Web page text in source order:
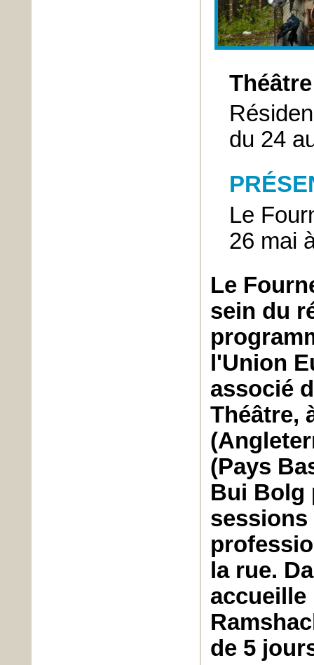
du 24
Le
26 mai
Le
sein du
l'Union
associé
Théâtre,
(Pays
Bui Bolg
la rue.
de 5